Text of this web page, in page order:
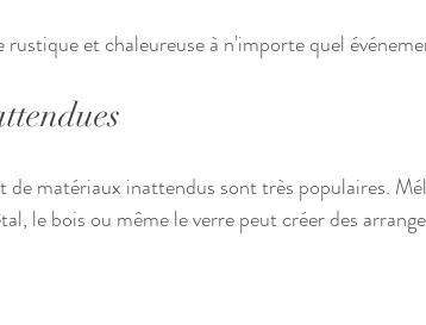
et chaleureuse à n'importe quel
matériaux inattendus sont très populaires.
le bois ou même le verre peut créer des